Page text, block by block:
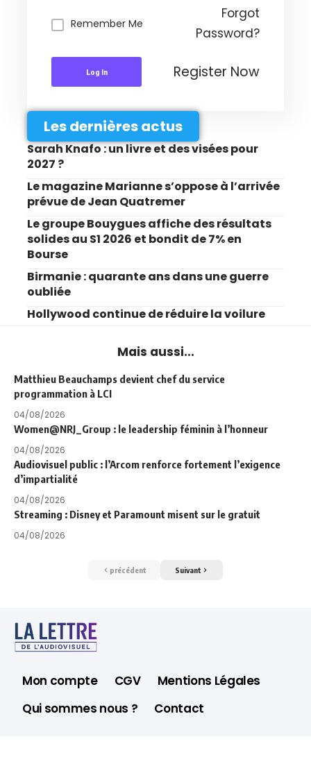
Remember Me
Forgot
Password?
Log In Register Now
Les dernières actus
Sarah Knafo : un livre et des visées pour
2027 ?
Le magazine Marianne s’oppose à l’arrivée
prévue de Jean Quatremer
Le groupe Bouygues affiche des résultats
solides au S1 2026 et bondit de 7% en
Bourse
Birmanie : quarante ans dans une guerre
oubliée
Hollywood continue de réduire la voilure
Mais aussi...
Matthieu Beauchamps devient chef du service
programmation à LCI
04/08/2026
Women@NRJ_Group : le leadership féminin à l’honneur
04/08/2026
Audiovisuel public : l’Arcom renforce fortement l’exigence
d’impartialité
04/08/2026
Streaming : Disney et Paramount misent sur le gratuit
04/08/2026
précédent Suivant
Mon compte CGV
Mentions Légales
Qui sommes nous ?
Contact